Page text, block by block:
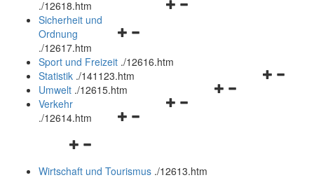
Navigationsmenü
./12618.htm
Navigationsmenü
und
schließen
Sicherheit und
Ordnung
./12617.htm
Sport und Freizeit ./12616.htm
Navigationsmenü
Statistik ./141123.htm
Navigationsmenü
Umwelt ./12615.htm
Navigationsmenü
Verkehr
./12614.htm
Navigationsmenü
und
Wirtschaft und Tourismus ./12613.htm